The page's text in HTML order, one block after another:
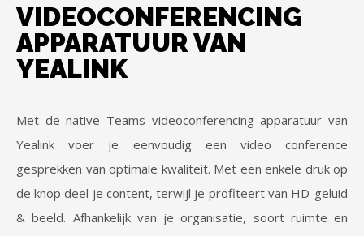
VIDEOCONFERENCING
APPARATUUR VAN
YEALINK
Met de native Teams videoconferencing apparatuur van
Yealink voer je eenvoudig een video conference
gesprekken van optimale kwaliteit. Met een enkele druk op
de knop deel je content, terwijl je profiteert van HD-geluid
& beeld. Afhankelijk van je organisatie, soort ruimte en